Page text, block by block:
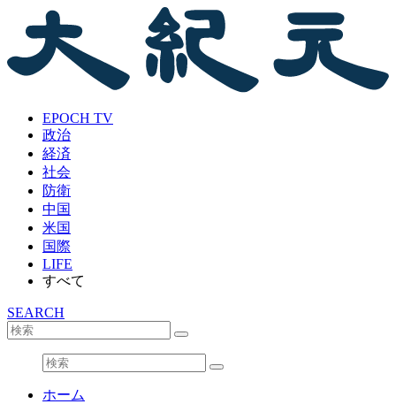
EPOCH TV
政治
経済
社会
防衛
中国
米国
国際
LIFE
すべて
SEARCH
ホーム